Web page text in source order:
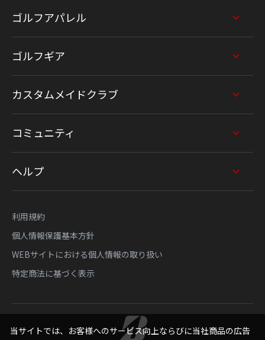
ゴルフアパレル
ゴルフギア
カスタムメイドクラブ
コミュニティ
ヘルプ
利用規約
個人情報保護基本方針
WEBサイトにおける個人情報の取り扱い
特定商法に基づく表示
当サイトでは、お客様へのサービス向上ならびに当社商品の広告